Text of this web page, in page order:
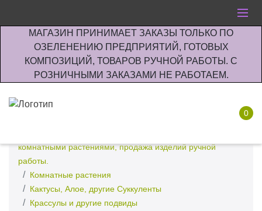
МАГАЗИН ПРИНИМАЕТ ЗАКАЗЫ ТОЛЬКО ПО
ОЗЕЛЕНЕНИЮ ПРЕДПРИЯТИЙ, ГОТОВЫХ
КОМПОЗИЦИЙ, ТОВАРОВ РУЧНОЙ РАБОТЫ. С
РОЗНИЧНЫМИ ЗАКАЗАМИ НЕ РАБОТАЕМ.
0
комнатными растениями, продажа изделий ручной
работы.
Комнатные растения
Кактусы, Алое, другие Суккуленты
Крассулы и другие подвиды